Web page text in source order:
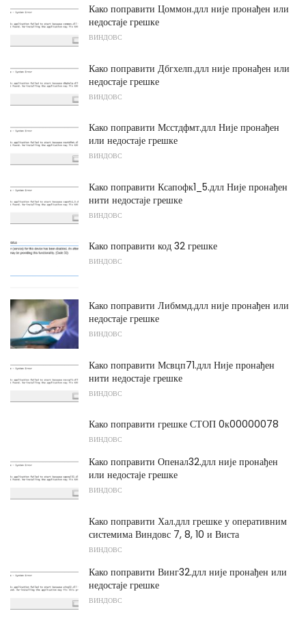
Како поправити Цоммон.длл није пронађен или
недостаје грешке
ВИНДОВС
Како поправити Дбгхелп.длл није пронађен или
недостаје грешке
ВИНДОВС
Како поправити Мсстдфмт.длл Није пронађен
или недостаје грешке
ВИНДОВС
Како поправити Ксапофк1_5.длл Није пронађен
нити недостаје грешке
ВИНДОВС
Како поправити код 32 грешке
ВИНДОВС
Како поправити Либммд.длл није пронађен или
недостаје грешке
ВИНДОВС
Како поправити Мсвцп71.длл Није пронађен
нити недостаје грешке
ВИНДОВС
Како поправити грешке СТОП 0к00000078
ВИНДОВС
Како поправити Опенал32.длл није пронађен
или недостаје грешке
ВИНДОВС
Како поправити Хал.длл грешке у оперативним
системима Виндовс 7, 8, 10 и Виста
ВИНДОВС
Како поправити Винг32.длл није пронађен или
недостаје грешке
ВИНДОВС